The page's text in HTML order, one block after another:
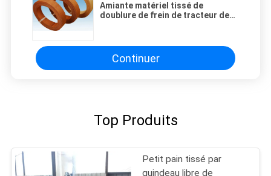
Amiante matériel tissé de
doublure de frein de tracteur de
Continuer
Top Produits
Petit pain tissé par
guindeau libre de